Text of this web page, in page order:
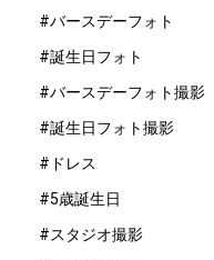
#バースデーフォト
#誕生日フォト
#バースデーフォト撮影
#誕生日フォト撮影
#ドレス
#5歳誕生日
#スタジオ撮影